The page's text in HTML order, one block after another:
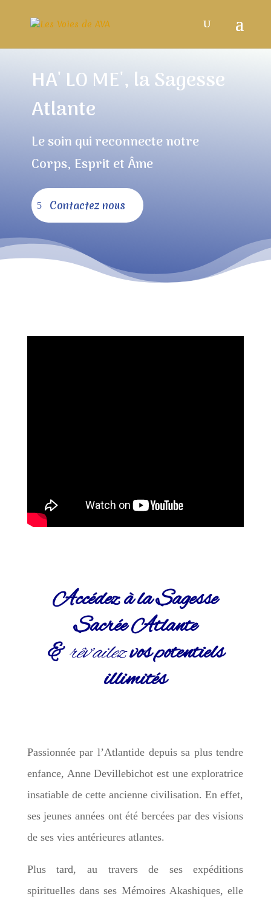
HA' LO ME', la Sagesse
Atlante
Le soin qui reconnecte notre
Corps, Esprit et Âme
Contactez nous
Accédez à la Sagesse
Sacrée Atlante
&rêv’ailezvos potentiels
illimités
Passionnée par l’Atlantide depuis sa plus tendre
enfance, Anne Devillebichot est une exploratrice
insatiable de cette ancienne civilisation. En effet,
ses jeunes années ont été bercées par des visions
de ses vies antérieures atlantes.
Plus tard, au travers de ses expéditions
spirituelles dans ses Mémoires Akashiques, elle